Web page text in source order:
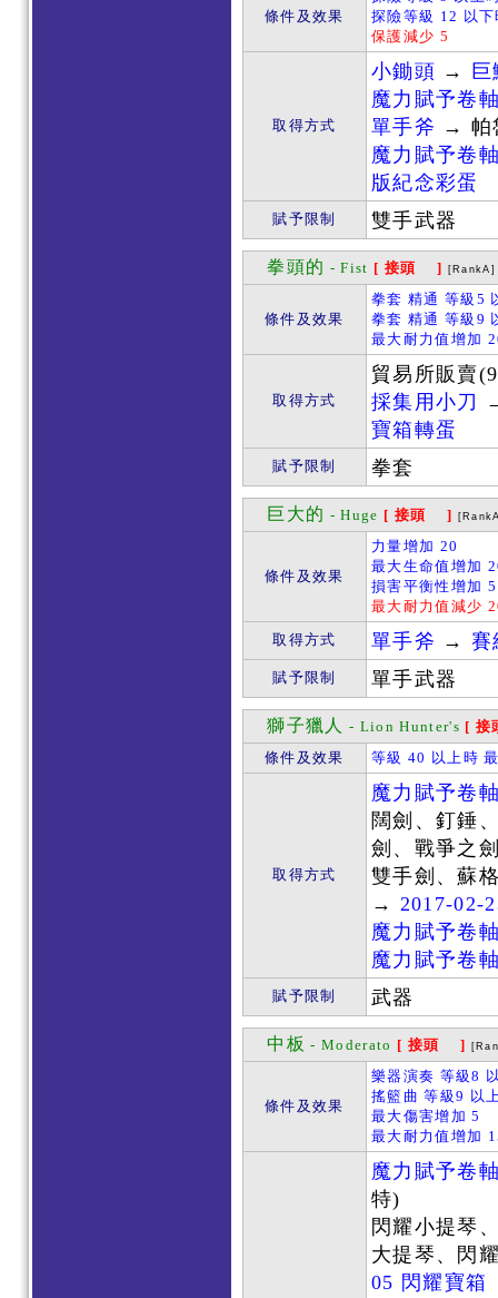
條件及效果
探險等級 12 以
保護減少 5
取得方式
小鋤頭 →
魔力賦予卷
單手斧 → 帕
魔力賦予卷
版紀念彩蛋
賦予限制 雙手武器
拳頭的 - Fist [ 接頭 ] [RankA]
條件及效果
拳套 精通 等級5
拳套 精通 等級9
最大耐力值增加
取得方式
貿易所販賣
採集用小刀
寶箱轉蛋
賦予限制 拳套
巨大的 - Huge [ 接頭 ]
條件及效果
力量增加 20
最大生命值增加
損害平衡性增加 5
最大耐力值減少
取得方式
單手斧 → 賽
賦予限制 單手武器
獅子獵人 - Lion Hunter's [
條件及效果
等級 40 以上時
取得方式
魔力賦予卷
闊劍、釘錘
劍、戰爭之
雙手劍、蘇
→ 2017-02-
魔力賦予卷
魔力賦予卷
賦予限制 武器
中板 - Moderato [ 接頭 ]
條件及效果
樂器演奏 等級8
搖籃曲 等級9 以
最大傷害增加 5
最大耐力值增加
魔力賦予卷
特)
閃耀小提琴
大提琴、閃
05 閃耀寶箱